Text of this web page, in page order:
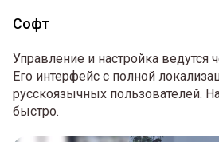
Софт
Управление и настройка ведутся
Его интерфейс с полной
русскоязычных пользователей.
быстро.